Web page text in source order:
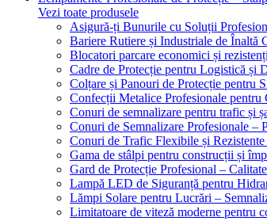
Vezi toate produsele
Asigură-ți Bunurile cu Soluții
Bariere Rutiere și Industriale de Înaltă
Blocatori parcare economici și
Cadre de Protecție pentru Logistică și
Colțare și Panouri de Protecție pentru
Confecții Metalice Profesionale pentru
Conuri de semnalizare pentru trafic și
Conuri de Semnalizare Profesionale –
Conuri de Trafic Flexibile și
Gama de stâlpi pentru construcții și
Gard de Protecție Profesional –
Lampă LED de Siguranță pentru
Lămpi Solare pentru Lucrări –
Limitatoare de viteză moderne pentru